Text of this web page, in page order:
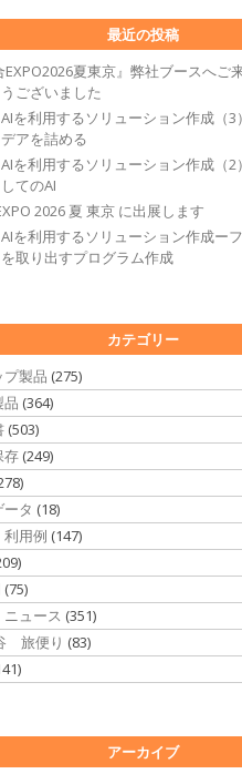
最近の投稿
EXPO2026夏東京』弊社ブースへご
ございました
を利用するソリューション作成（3
アを詰める
を利用するソリューション作成（2
てのAI
2026 夏 東京 に出展します
を利用するソリューション作成ー
取り出すプログラム作成
カテゴリー
プ製品 (275)
品 (364)
(503)
存 (249)
タ (18)
用例 (147)
(75)
ュース (351)
旅便り (83)
アーカイブ